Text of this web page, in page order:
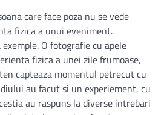
care face poza nu se vede
fizica a unui eveniment.
O fotografie cu apele
fizica a unei zile frumoase,
capteaza momentul petrecut cu
au facut si un experiement, cu
au raspuns la diverse intrebari